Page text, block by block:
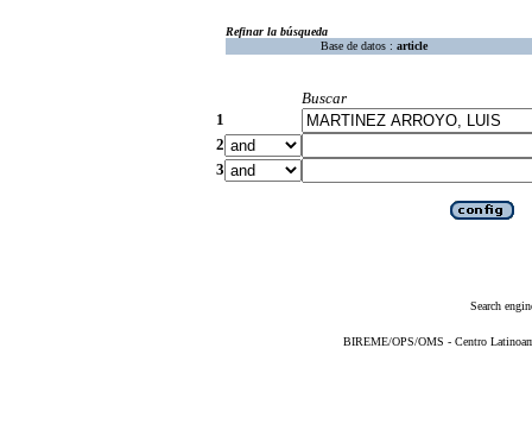
Refinar la búsqueda
Base de datos : article
Buscar
1
2
3
Search
BIREME/OPS/OMS - Centro